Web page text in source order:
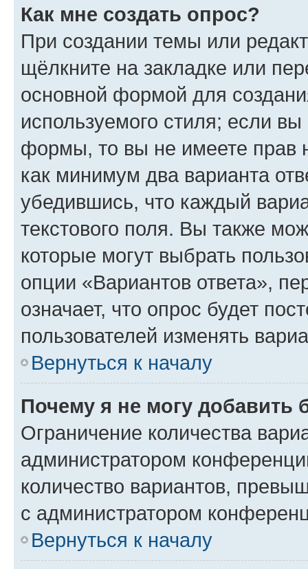
Как мне создать опрос?
При создании темы или
щёлкните на закладке или
основной формой для
используемого стиля; если
формы, то вы не имеете прав
как минимум два варианта
убедившись, что каждый
текстового поля. Вы также
которые могут выбрать
опции «Вариантов ответа»,
означает, что опрос будет
пользователей изменять
Вернуться к началу
Почему я не могу добавить
Ограничение количества
администратором
количество вариантов,
с администратором
Вернуться к началу